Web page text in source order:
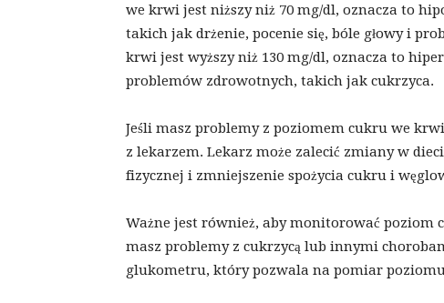
we krwi jest niższy niż 70 mg/dl, oznacza to
takich jak drżenie, pocenie się, bóle głowy i
krwi jest wyższy niż 130 mg/dl, oznacza to
problemów zdrowotnych, takich jak cukrzyca.
Jeśli masz problemy z poziomem cukru we
z lekarzem. Lekarz może zalecić zmiany w
fizycznej i zmniejszenie spożycia cukru i
Ważne jest również, aby monitorować
masz problemy z cukrzycą lub innymi
glukometru, który pozwala na pomiar